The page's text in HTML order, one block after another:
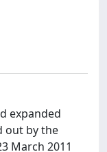
expanded
out by the
March 2011